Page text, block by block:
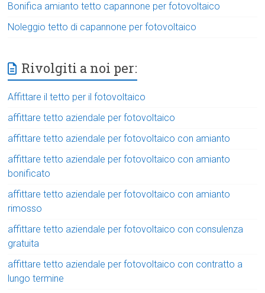
Bonifica amianto tetto capannone per fotovoltaico
Noleggio tetto di capannone per fotovoltaico
Rivolgiti a noi per:
Affittare il tetto per il fotovoltaico
affittare tetto aziendale per fotovoltaico
affittare tetto aziendale per fotovoltaico con amianto
affittare tetto aziendale per fotovoltaico con amianto
bonificato
affittare tetto aziendale per fotovoltaico con amianto
rimosso
affittare tetto aziendale per fotovoltaico con consulenza
gratuita
affittare tetto aziendale per fotovoltaico con contratto a
lungo termine